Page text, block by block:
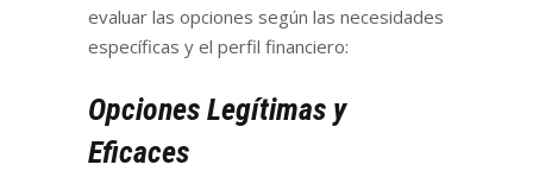
evaluar las opciones según las necesidades
específicas y el perfil financiero:
Opciones Legítimas y
Eficaces